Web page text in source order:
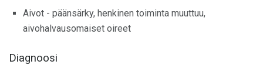
Aivot - päänsärky, henkinen toiminta muuttuu,
aivohalvausomaiset oireet
Diagnoosi